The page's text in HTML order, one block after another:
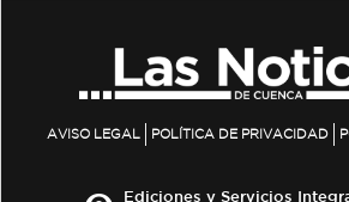
AVISO LEGAL POLÍTICA DE PRIVACIDAD
Ediciones y Servicios